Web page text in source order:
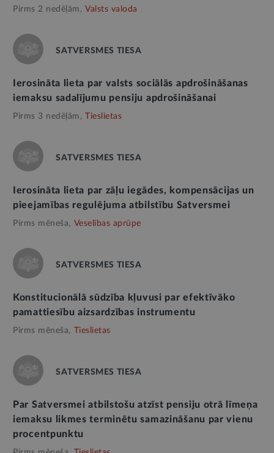
Pirms 2 nedēļām, Valsts valoda
SATVERSMES TIESA
Ierosināta lieta par valsts sociālās apdrošināšanas
iemaksu sadalījumu pensiju apdrošināšanai
Pirms 3 nedēļām, Tieslietas
SATVERSMES TIESA
Ierosināta lieta par zāļu iegādes, kompensācijas un
pieejamības regulējuma atbilstību Satversmei
Pirms mēneša, Veselības aprūpe
SATVERSMES TIESA
Konstitucionālā sūdzība kļuvusi par efektīvāko
pamattiesību aizsardzības instrumentu
Pirms mēneša, Tieslietas
SATVERSMES TIESA
Par Satversmei atbilstošu atzīst pensiju otrā līmeņa
iemaksu likmes terminētu samazināšanu par vienu
procentpunktu